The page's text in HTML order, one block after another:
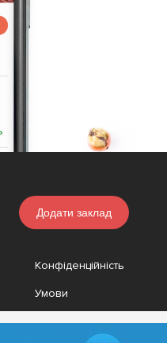
Додати заклад
Конфіденційність
Умови